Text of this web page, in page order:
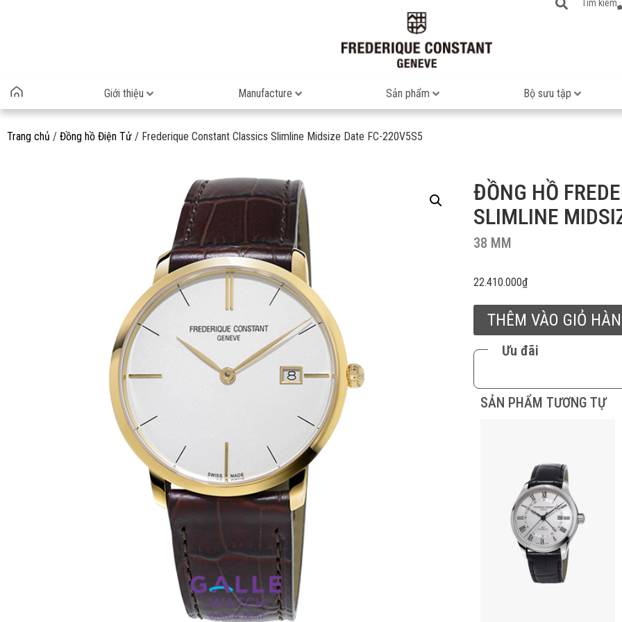
Tìm kiếm
Giới thiệu Manufacture Sản phẩm Bộ sưu tập
Trang chủ / Đồng hồ Điện Tử / Frederique Constant Classics Slimline Midsize Date FC-220V5S5
ĐỒNG HỒ
SLIMLINE
38 MM
22.410.000₫
THÊM VÀO GIỎ
Ưu đãi
SẢN PHẨM TƯƠNG TỰ